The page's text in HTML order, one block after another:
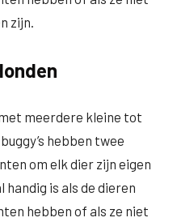
zijn.
meerdere kleine tot
hebben twee
om elk dier zijn eigen
is als de dieren
hebben of als ze niet